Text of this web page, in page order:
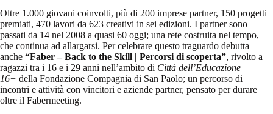
Oltre 1.000 giovani coinvolti, più di 200 imprese partner, 150 progetti
premiati, 470 lavori da 623 creativi in sei edizioni. I partner sono
passati da 14 nel 2008 a quasi 60 oggi; una rete costruita nel tempo,
che continua ad allargarsi. Per celebrare questo traguardo debutta
anche “Faber – Back to the Skill | Percorsi di scoperta”, rivolto a
ragazzi tra i 16 e i 29 anni nell’ambito di Città dell’Educazione
16+ della Fondazione Compagnia di San Paolo; un percorso di
incontri e attività con vincitori e aziende partner, pensato per durare
oltre il Fabermeeting.